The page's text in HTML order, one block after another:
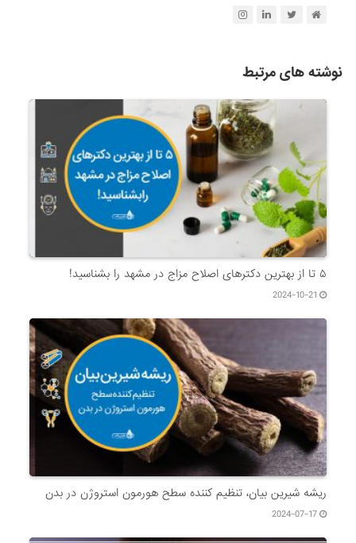
نوشته های مرتبط
۵ تا از بهترین دکتر‌های اصلاح مزاج در مشهد را بشناسید!
2024-10-21
ریشه شیرین بیان، تنظیم کننده سطح هورمون استروژن در بدن
2024-07-17